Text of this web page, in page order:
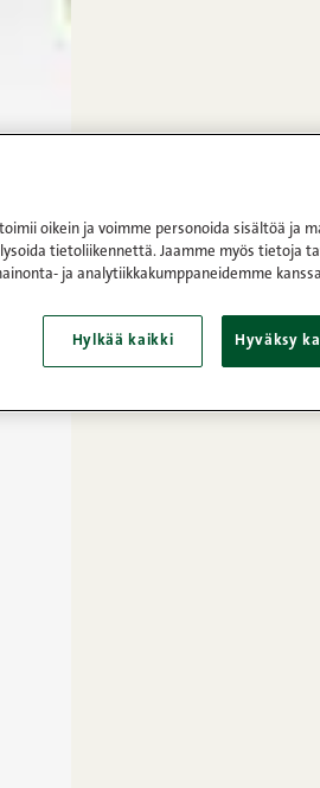
oikein ja voimme personoida sisältöä ja
tietoliikennettä. Jaamme myös tietoja
ja analytiikkakumppaneidemme
Hylkää kaikki Hyväksy